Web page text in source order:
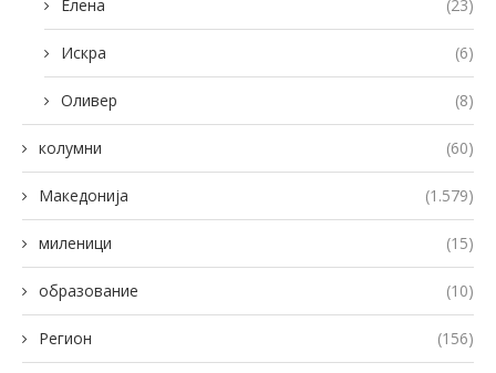
Елена (23)
Искра (6)
Оливер (8)
колумни (60)
Македонија (1.579)
миленици (15)
образование (10)
Регион (156)